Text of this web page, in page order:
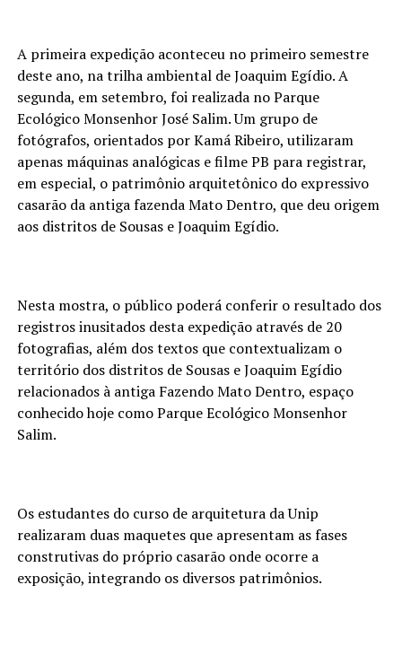
A primeira expedição aconteceu no primeiro semestre
deste ano, na trilha ambiental de Joaquim Egídio. A
segunda, em setembro, foi realizada no Parque
Ecológico Monsenhor José Salim. Um grupo de
fotógrafos, orientados por Kamá Ribeiro, utilizaram
apenas máquinas analógicas e filme PB para registrar,
em especial, o patrimônio arquitetônico do expressivo
casarão da antiga fazenda Mato Dentro, que deu origem
aos distritos de Sousas e Joaquim Egídio.
Nesta mostra, o público poderá conferir o resultado dos
registros inusitados desta expedição através de 20
fotografias, além dos textos que contextualizam o
território dos distritos de Sousas e Joaquim Egídio
relacionados à antiga Fazendo Mato Dentro, espaço
conhecido hoje como Parque Ecológico Monsenhor
Salim.
Os estudantes do curso de arquitetura da Unip
realizaram duas maquetes que apresentam as fases
construtivas do próprio casarão onde ocorre a
exposição, integrando os diversos patrimônios.